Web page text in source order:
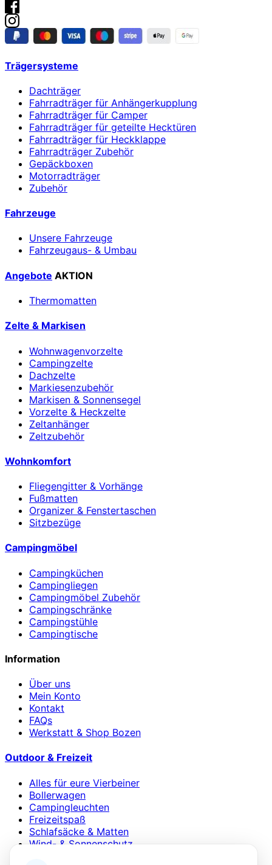
Trägersysteme
Dachträger
Fahrradträger für Anhängerkupplung
Fahrradträger für Camper
Fahrradträger für geteilte Hecktüren
Fahrradträger für Heckklappe
Fahrradträger Zubehör
Gepäckboxen
Motorradträger
Zubehör
Fahrzeuge
Unsere Fahrzeuge
Fahrzeugaus- & Umbau
Angebote AKTION
Thermomatten
Zelte & Markisen
Wohnwagenvorzelte
Campingzelte
Dachzelte
Markiesenzubehör
Markisen & Sonnensegel
Vorzelte & Heckzelte
Zeltanhänger
Zeltzubehör
Wohnkomfort
Fliegengitter & Vorhänge
Fußmatten
Organizer & Fenstertaschen
Sitzbezüge
Campingmöbel
Campingküchen
Campingliegen
Campingmöbel Zubehör
Campingschränke
Campingstühle
Campingtische
Information
Über uns
Mein Konto
Kontakt
FAQs
Werkstatt & Shop Bozen
Outdoor & Freizeit
Alles für eure Vierbeiner
Bollerwagen
Campingleuchten
Freizeitspaß
Schlafsäcke & Matten
Wind- & Sonnenschutz